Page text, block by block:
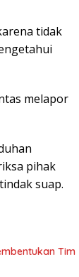
tidak
melapor
pihak
suap.
Tim